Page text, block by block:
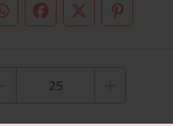
WhatsAppFacebookTwitterPinterest